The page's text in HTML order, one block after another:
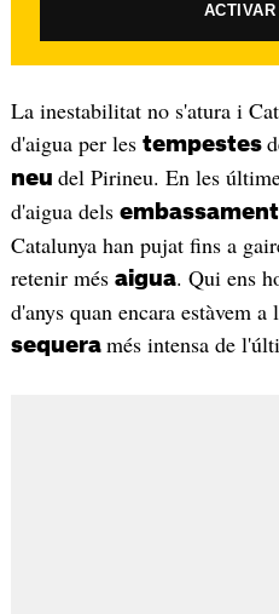
La inestabilitat no s'atura i
d'aigua per les tempestes
neu del Pirineu. En les
d'aigua dels
Catalunya han pujat fins a
retenir més aigua. Qui ens
d'anys quan encara estàvem
sequera més intensa de